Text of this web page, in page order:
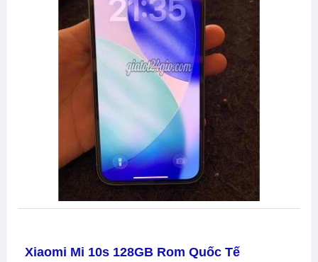
Xiaomi Mi 10s 128GB Rom Quốc Tế